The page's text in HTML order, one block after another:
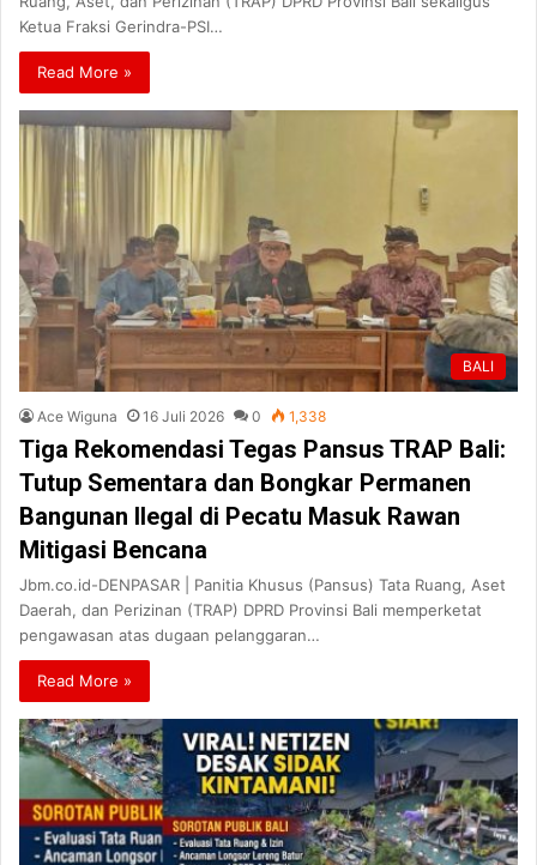
Ketua Fraksi Gerindra-PSI…
Read More »
BALI
Ace Wiguna 16 Juli 2026 0 1,338
Tiga Rekomendasi Tegas Pansus TRAP Bali:
Tutup Sementara dan Bongkar Permanen
Bangunan Ilegal di Pecatu Masuk Rawan
Mitigasi Bencana
Jbm.co.id-DENPASAR | Panitia Khusus (Pansus) Tata Ruang, Aset
Daerah, dan Perizinan (TRAP) DPRD Provinsi Bali memperketat
pengawasan atas dugaan pelanggaran…
Read More »